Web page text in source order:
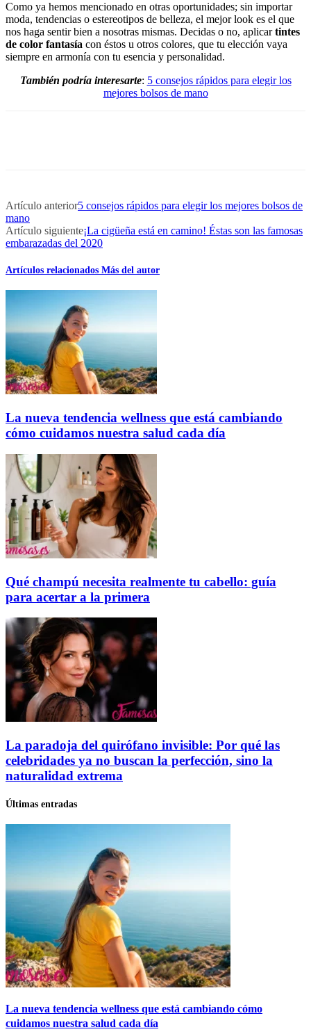
Como ya hemos mencionado en otras oportunidades; sin importar
moda, tendencias o estereotipos de belleza, el mejor look es el que
nos haga sentir bien a nosotras mismas. Decidas o no, aplicartintes
de color fantasía con éstos u otros colores, que tu elección vaya
siempre en armonía con tu esencia y personalidad.
También podría interesarte: 5 consejos rápidos para elegir los
mejores bolsos de mano
Artículo anterior5 consejos rápidos para elegir los mejores bolsos de
mano
Artículo siguiente¡La cigüeña está en camino! Éstas son las famosas
embarazadas del 2020
Artículos relacionados Más del autor
La nueva tendencia wellness que está cambiando
cómo cuidamos nuestra salud cada día
Qué champú necesita realmente tu cabello: guía
para acertar a la primera
La paradoja del quirófano invisible: Por qué las
celebridades ya no buscan la perfección, sino la
naturalidad extrema
Últimas entradas
La nueva tendencia wellness que está cambiando cómo
cuidamos nuestra salud cada día